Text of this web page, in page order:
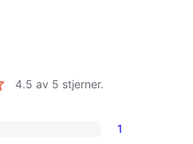
4.5 av 5 stjerner.
1